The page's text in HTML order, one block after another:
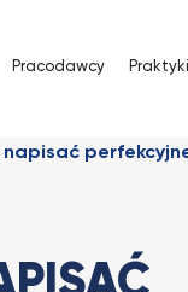
Pracodawcy Praktyki